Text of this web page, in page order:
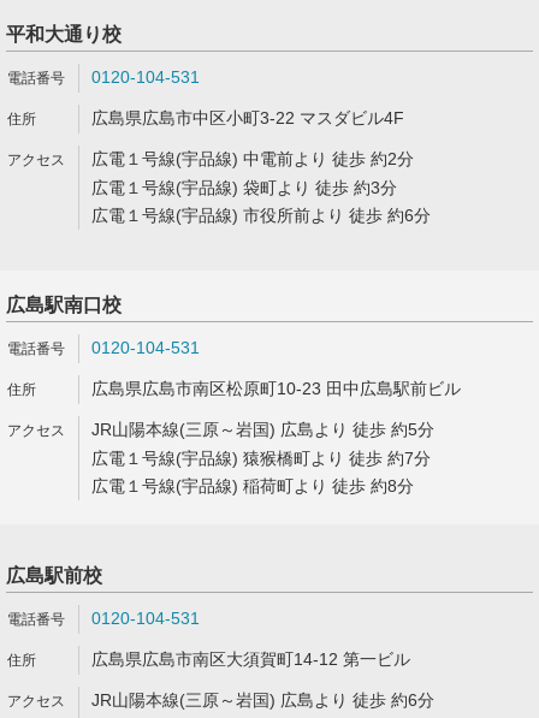
平和大通り校
0120-104-531
広島県広島市中区小町3-22 マスダビル4F
広電１号線(宇品線) 中電前より 徒歩 約2分
広電１号線(宇品線) 袋町より 徒歩 約3分
広電１号線(宇品線) 市役所前より 徒歩 約6分
広島駅南口校
0120-104-531
広島県広島市南区松原町10-23 田中広島駅前ビル
JR山陽本線(三原～岩国) 広島より 徒歩 約5分
広電１号線(宇品線) 猿猴橋町より 徒歩 約7分
広電１号線(宇品線) 稲荷町より 徒歩 約8分
広島駅前校
0120-104-531
広島県広島市南区大須賀町14-12 第一ビル
JR山陽本線(三原～岩国) 広島より 徒歩 約6分